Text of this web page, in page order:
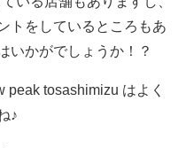
トをしているところもあ
いかがでしょうか！？
peak tosashimizu はよく
♪